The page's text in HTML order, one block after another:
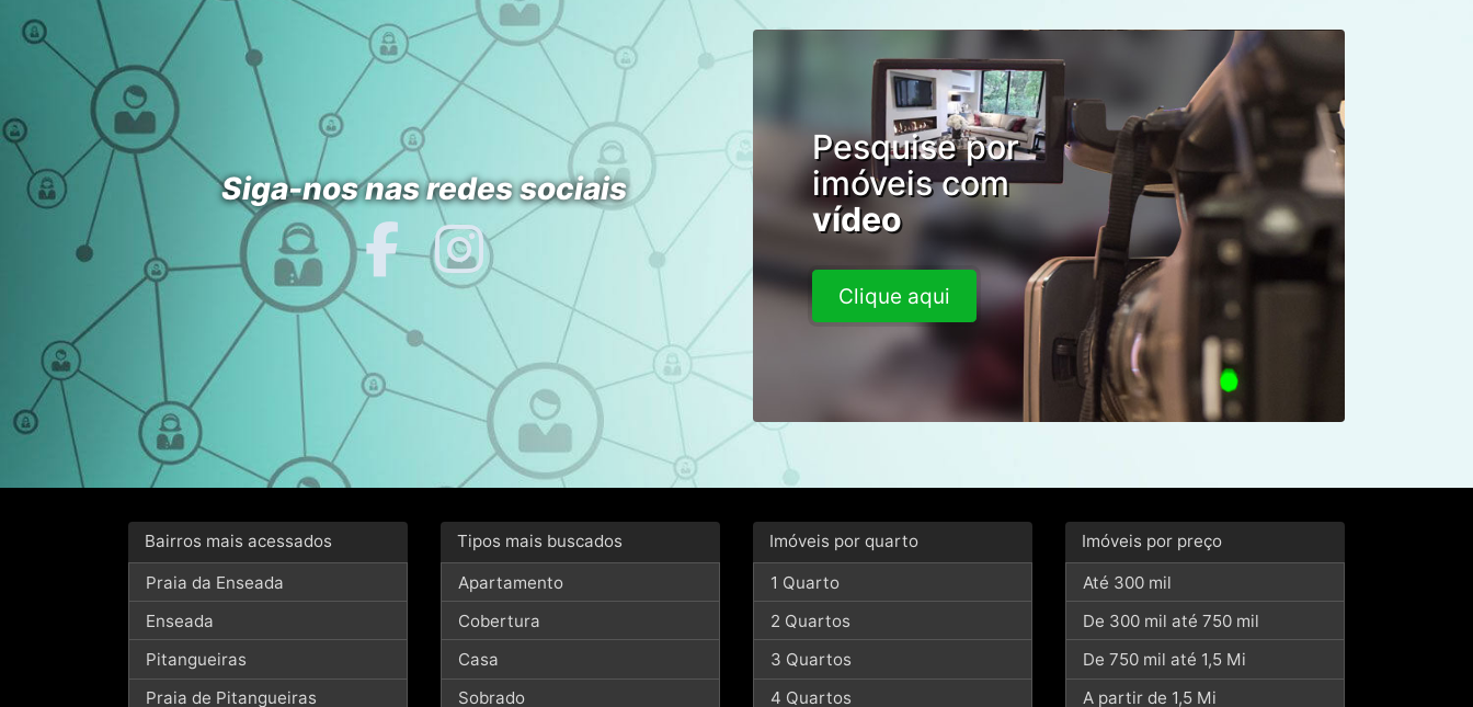
Siga-nos nas redes sociais
Pesquise por
imóveis com
vídeo
Clique aqui
Bairros mais acessados
Praia da Enseada
Enseada
Pitangueiras
Praia de Pitangueiras
Tipos mais buscados
Apartamento
Cobertura
Casa
Sobrado
Imóveis por quarto
1 Quarto
2 Quartos
3 Quartos
4 Quartos
Imóveis por preço
Até 300 mil
De 300 mil até 750 mil
De 750 mil até 1,5 Mi
A partir de 1,5 Mi